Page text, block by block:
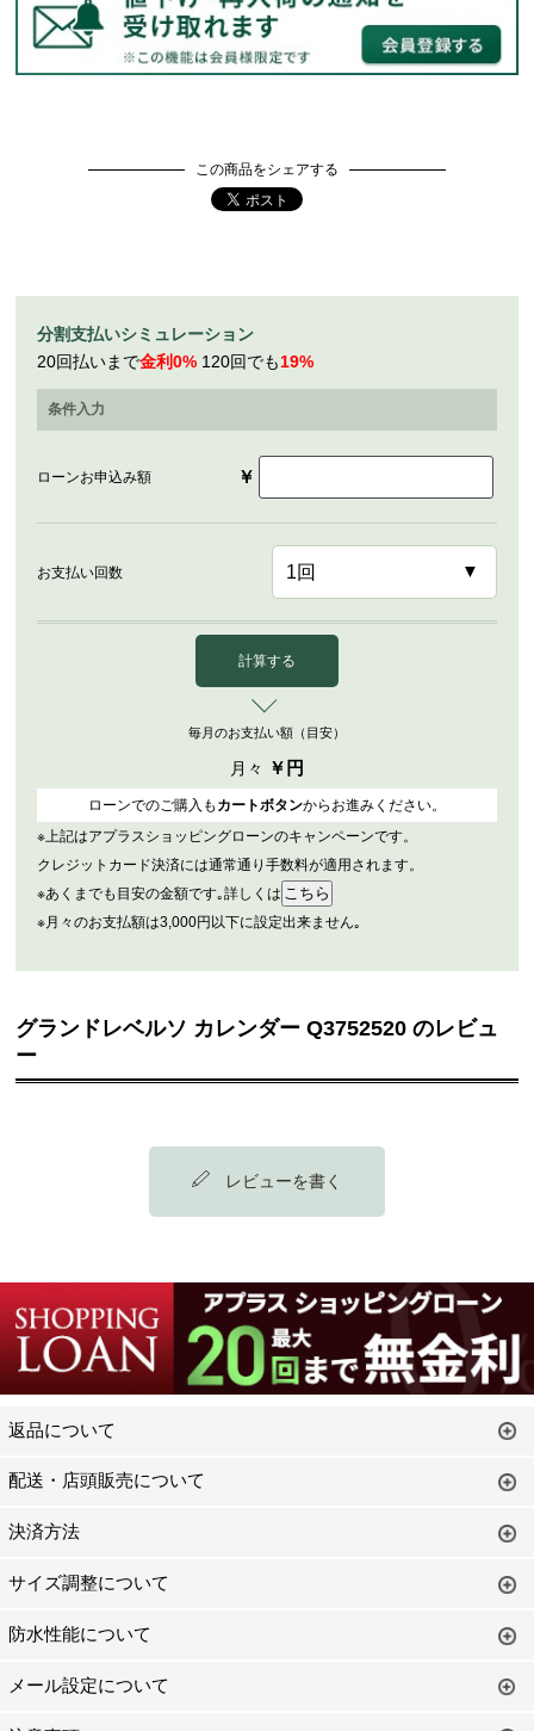
この商品をシェアする
分割支払いシミュレーション
20回払いまで金利0% 120回でも19%
条件入力
ローンお申込み額 ￥
お支払い回数
計算する
毎月のお支払い額（目安）
月々 ￥ 円
ローンでのご購入も カートボタンからお進みください。
※上記はアプラスショッピングローンのキャンペーンです。
クレジットカード決済には通常通り手数料が適用されます。
※あくまでも目安の金額です｡詳しくは
※月々のお支払額は3,000円以下に設定出来ません｡
グランドレベルソ カレンダー Q3752520 のレビュ
ー
レビューを書く
返品について
配送・店頭販売について
決済方法
サイズ調整について
防水性能について
メール設定について